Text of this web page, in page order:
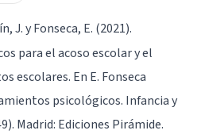
J. y Fonseca, E. (2021).
para el acoso escolar y el
escolares. En E. Fonseca
psicológicos. Infancia y
Madrid: Ediciones Pirámide.